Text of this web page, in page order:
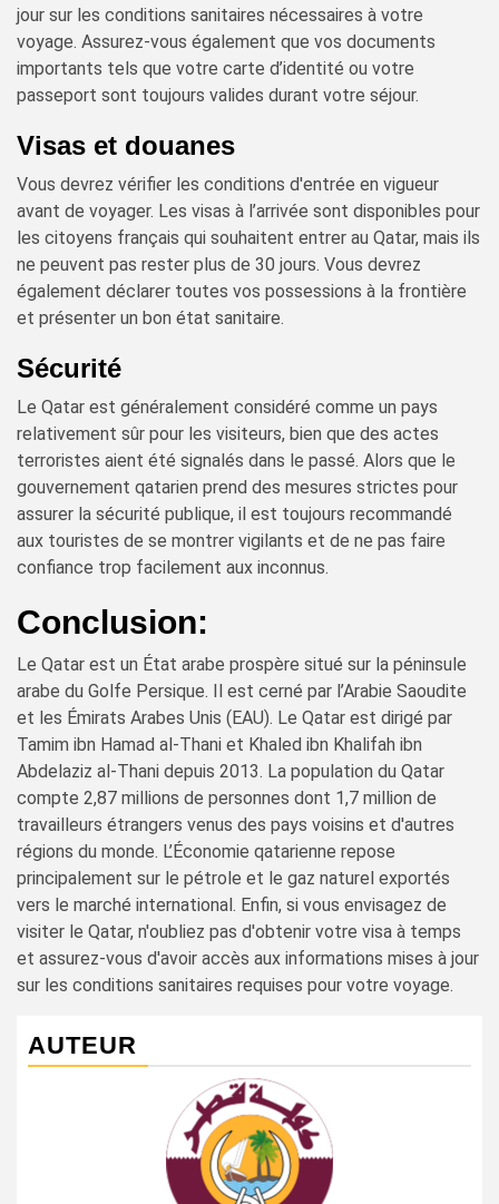
jour sur les conditions sanitaires nécessaires à votre
voyage. Assurez-vous également que vos documents
importants tels que votre carte d’identité ou votre
passeport sont toujours valides durant votre séjour.
Visas et douanes
Vous devrez vérifier les conditions d'entrée en vigueur
avant de voyager. Les visas à l’arrivée sont disponibles pour
les citoyens français qui souhaitent entrer au Qatar, mais ils
ne peuvent pas rester plus de 30 jours. Vous devrez
également déclarer toutes vos possessions à la frontière
et présenter un bon état sanitaire.
Sécurité
Le Qatar est généralement considéré comme un pays
relativement sûr pour les visiteurs, bien que des actes
terroristes aient été signalés dans le passé. Alors que le
gouvernement qatarien prend des mesures strictes pour
assurer la sécurité publique, il est toujours recommandé
aux touristes de se montrer vigilants et de ne pas faire
confiance trop facilement aux inconnus.
Conclusion:
Le Qatar est un État arabe prospère situé sur la péninsule
arabe du Golfe Persique. Il est cerné par l’Arabie Saoudite
et les Émirats Arabes Unis (EAU). Le Qatar est dirigé par
Tamim ibn Hamad al-Thani et Khaled ibn Khalifah ibn
Abdelaziz al-Thani depuis 2013. La population du Qatar
compte 2,87 millions de personnes dont 1,7 million de
travailleurs étrangers venus des pays voisins et d'autres
régions du monde. L’Économie qatarienne repose
principalement sur le pétrole et le gaz naturel exportés
vers le marché international. Enfin, si vous envisagez de
visiter le Qatar, n'oubliez pas d'obtenir votre visa à temps
et assurez-vous d'avoir accès aux informations mises à jour
sur les conditions sanitaires requises pour votre voyage.
AUTEUR